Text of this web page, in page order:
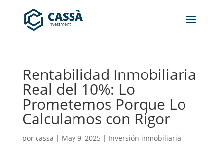
Rentabilidad Inmobiliaria
Real del 10%: Lo
Prometemos Porque Lo
Calculamos con Rigor
por cassa | May 9, 2025 | Inversión inmobiliaria